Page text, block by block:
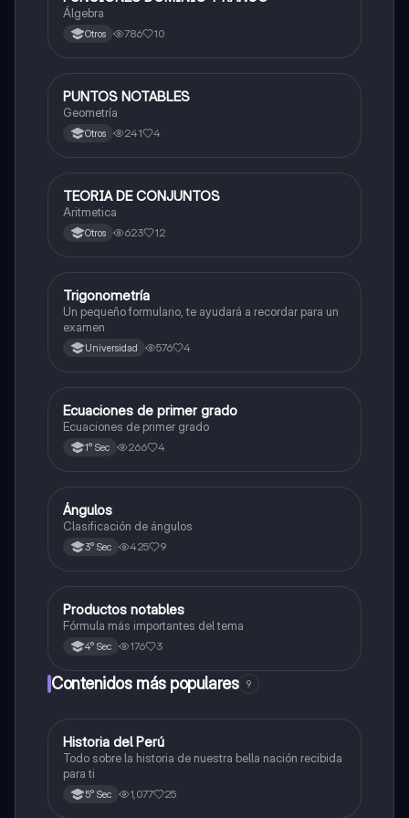
Álgebra
Otros 786 10
Matemáticas
PUNTOS NOTABLES
Geometría
Otros 241 4
Matemáticas
TEORIA DE CONJUNTOS
Aritmetica
Otros 623 12
Matemáticas
Trigonometría
Un pequeño formulario, te ayudará a recordar para un
examen
Universidad 576 4
Matemáticas
Ecuaciones de primer grado
Ecuaciones de primer grado
1° Sec 266 4
Matemáticas
Ángulos
Clasificación de ángulos
3° Sec 425 9
Matemáticas
Productos notables
Fórmula más importantes del tema
4° Sec 176 3
Contenidos más populares 9
Ciencias Sociales
Historia del Perú
Todo sobre la historia de nuestra bella nación recibida
para ti
5° Sec 1,077 25